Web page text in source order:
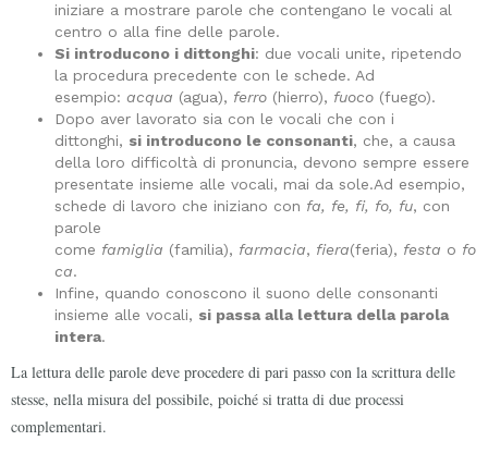
iniziare a mostrare parole che contengano le vocali al
centro o alla fine delle parole.
Si introducono i dittonghi: due vocali unite, ripetendo
la procedura precedente con le schede. Ad
esempio: acqua (agua), ferro (hierro), fuoco (fuego).
Dopo aver lavorato sia con le vocali che con i
dittonghi, si introducono le consonanti, che, a causa
della loro difficoltà di pronuncia, devono sempre essere
presentate insieme alle vocali, mai da sole.Ad esempio,
schede di lavoro che iniziano con fa, fe, fi, fo, fu, con
parole
come famiglia (familia), farmacia, fiera(feria), festa o fo
ca.
Infine, quando conoscono il suono delle consonanti
insieme alle vocali, si passa alla lettura della parola
intera.
La lettura delle parole deve procedere di pari passo con la scrittura delle
stesse, nella misura del possibile, poiché si tratta di due processi
complementari.